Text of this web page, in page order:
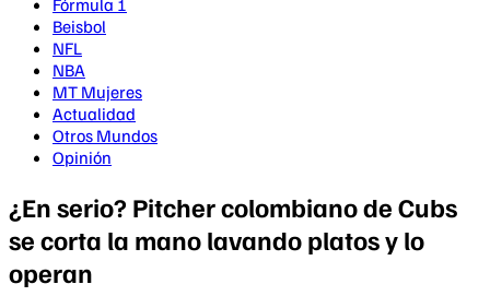
Fórmula 1
Beisbol
NFL
NBA
MT Mujeres
Actualidad
Otros Mundos
Opinión
¿En serio? Pitcher colombiano de Cubs
se corta la mano lavando platos y lo
operan